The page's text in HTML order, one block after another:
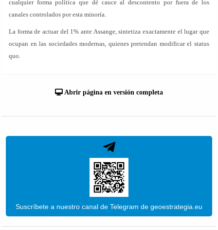
cualquier forma política que dé cauce al descontento por fuera de los
canales controlados por esta minoría.
La forma de actuar del 1% ante Assange, sintetiza exactamente el lugar que
ocupan en las sociedades modernas, quienes pretendan modificar el status
quo.
Abrir página en versión completa
Suscríbete a nuestro canal de Telegram de geoestrategia.eu